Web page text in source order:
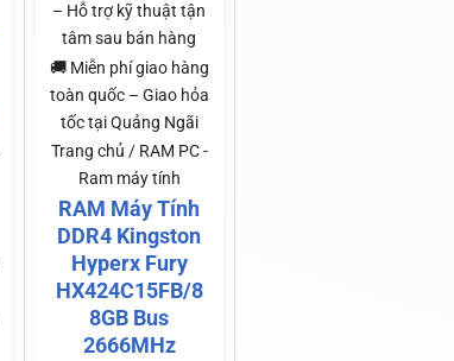
– Hỗ trợ kỹ thuật tận
tâm sau bán hàng
🚚 Miễn phí giao hàng
toàn quốc – Giao hỏa
tốc tại Quảng Ngãi
Trang chủ / RAM PC -
Ram máy tính
RAM Máy Tính
DDR4 Kingston
Hyperx Fury
HX424C15FB/8
8GB Bus
2666MHz